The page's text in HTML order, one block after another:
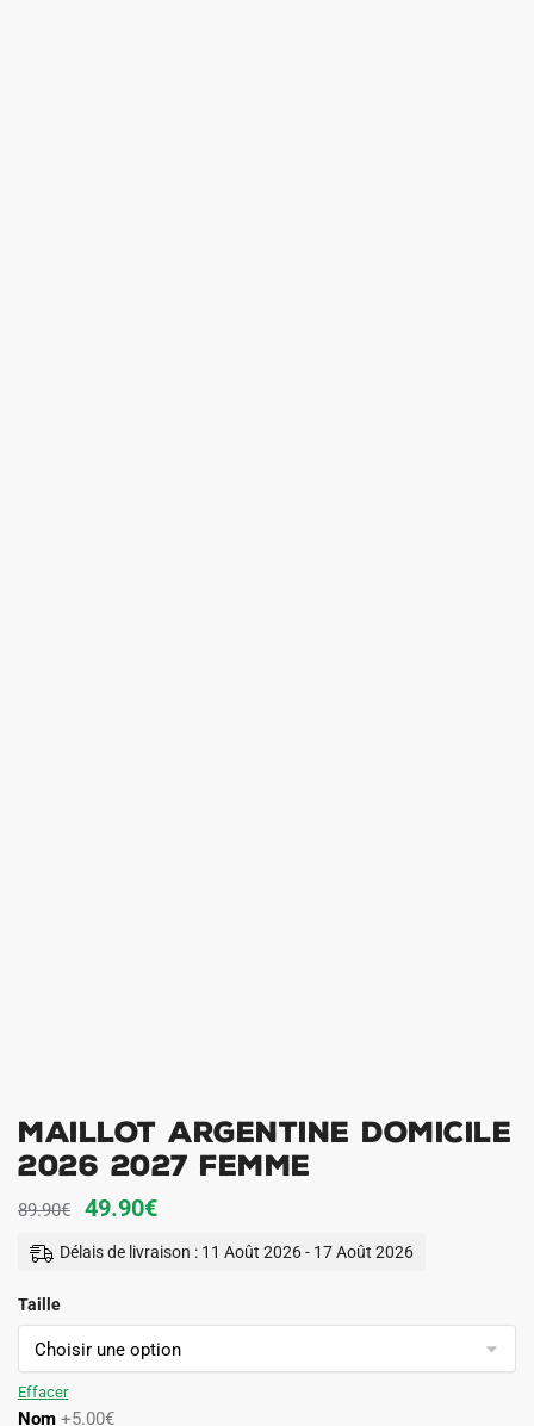
Maillot Argentine Domicile
2026 2027 Femme
89.90€
Le
prix
89.90€.
49.90€Le
prix
49.90€.
Délais de livraison : 11 Août 2026 - 17 Août 2026
Taille
Effacer
Nom +5.00€